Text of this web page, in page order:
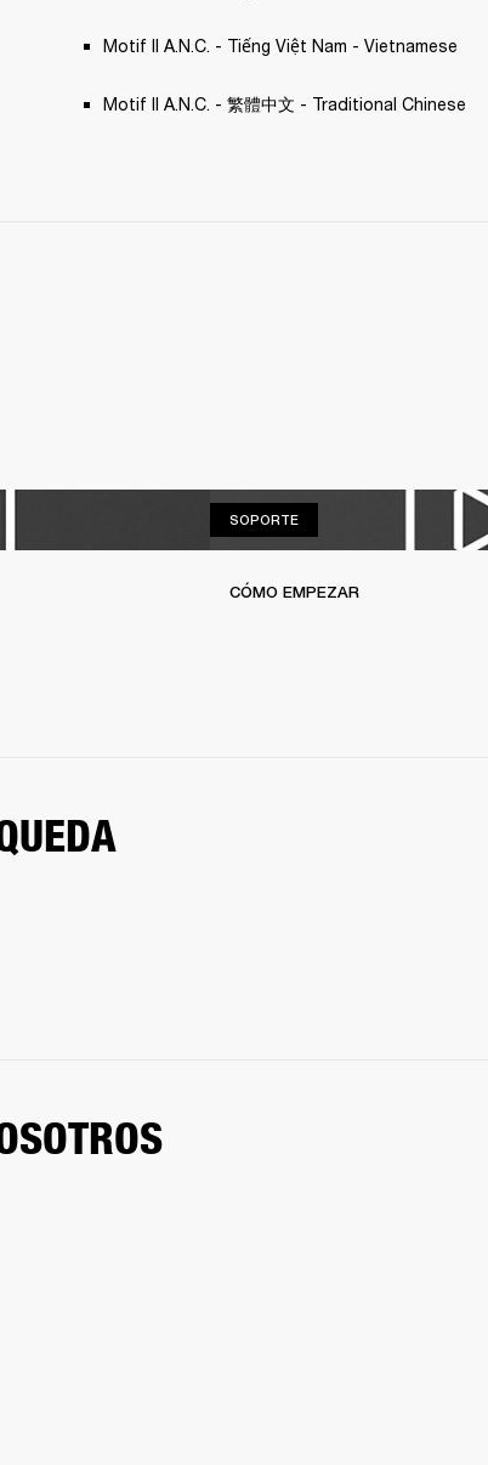
Motif II A.N.C. - Tiếng Việt Nam - Vietnamese
Motif II A.N.C. - 繁體中文 - Traditional Chinese
SOPORTESOPORTE
CÓMO EMPEZAR